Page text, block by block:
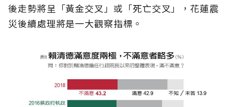
後走勢將呈「黃金交叉」或「死亡交叉」，花蓮震
災後續處理將是一大觀察指標。